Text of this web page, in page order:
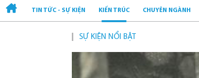
TIN TỨC - SỰ KIỆN KIẾN TRÚC CHUYÊN NGÀNH
SỰ KIỆN NỔI BẬT